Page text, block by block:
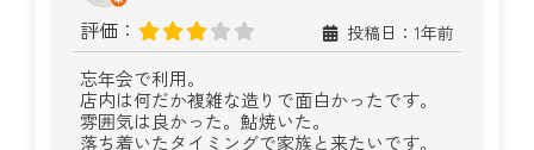
評価：
投稿日：1年前
忘年会で利用。
店内は何だか複雑な造りで面白かったです。
雰囲気は良かった。鮎焼いた。
落ち着いたタイミングで家族と来たいです。